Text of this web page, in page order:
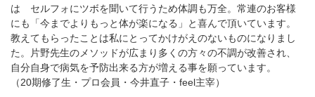
は セルフォにツボを聞いて行うため体調も万全。常連のお客様
にも「今までよりもっと体が楽になる」と喜んで頂いています。
教えてもらったことは私にとってかけがえのないものになりまし
た。片野先生のメソッドが広まり多くの方々の不調が改善され、
自分自身で病気を予防出来る方が増える事を願っています。
（20期修了生・プロ会員・今井直子・ feel主宰）